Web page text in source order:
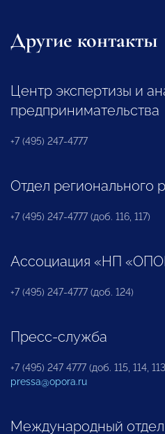
Другие контакты
Центр экспертизы и
предпринимательства
+7 (495) 247-4777
Отдел регионального
+7 (495) 247-4777 (доб. 116, 117)
Ассоциация «НП
+7 (495) 247-4777 (доб. 124)
Пресс-служба
+7 (495) 247 4777 (доб. 115, 114,
pressa@opora.ru
Международный